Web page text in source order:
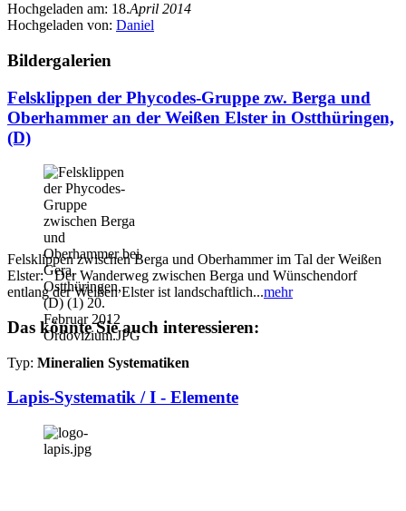
Hochgeladen am: 18.April 2014
Hochgeladen von: Daniel
Bildergalerien
Felsklippen der Phycodes-Gruppe zw. Berga und
Oberhammer an der Weißen Elster in Ostthüringen,
(D)
Felsklippen zwischen Berga und Oberhammer im Tal der Weißen
Elster: Der Wanderweg zwischen Berga und Wünschendorf
entlang der Weißen Elster ist landschaftlich...mehr
Das könnte Sie auch interessieren:
Typ: Mineralien Systematiken
Lapis-Systematik / I - Elemente